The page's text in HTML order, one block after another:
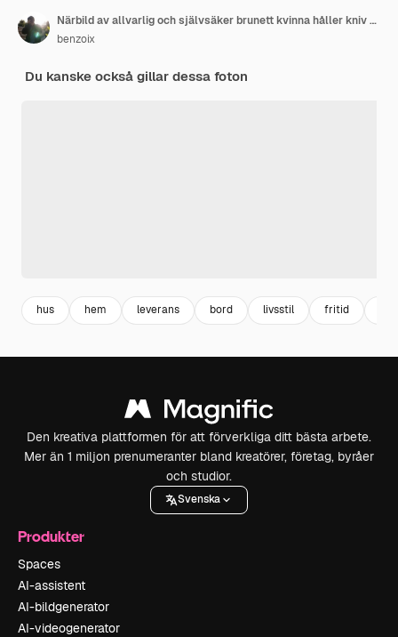
Närbild av allvarlig och självsäker brunett kvinna håller kniv och knyter näven stående i
benzoix
Du kanske också gillar dessa foton
hus hem leverans bord livsstil fritid
Den kreativa plattformen för att förverkliga ditt bästa arbete.
Mer än 1 miljon prenumeranter bland kreatörer, företag, byråer
och studior.
Svenska
Produkter
Spaces
AI-assistent
AI-bildgenerator
AI-videogenerator